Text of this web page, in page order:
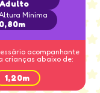
Adulto
Mínima
0,80m
acompanhante
crianças abaixo de:
1,20m